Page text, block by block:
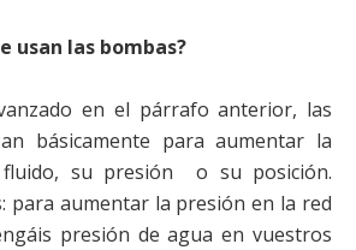
usan las bombas?
en el párrafo anterior, las
básicamente para aumentar la
fluido, su presión o su posición.
para aumentar la presión en la red
presión de agua en vuestros